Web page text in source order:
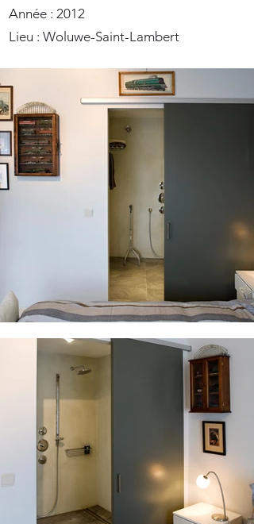
Année : 2012
Lieu : Woluwe-Saint-Lambert